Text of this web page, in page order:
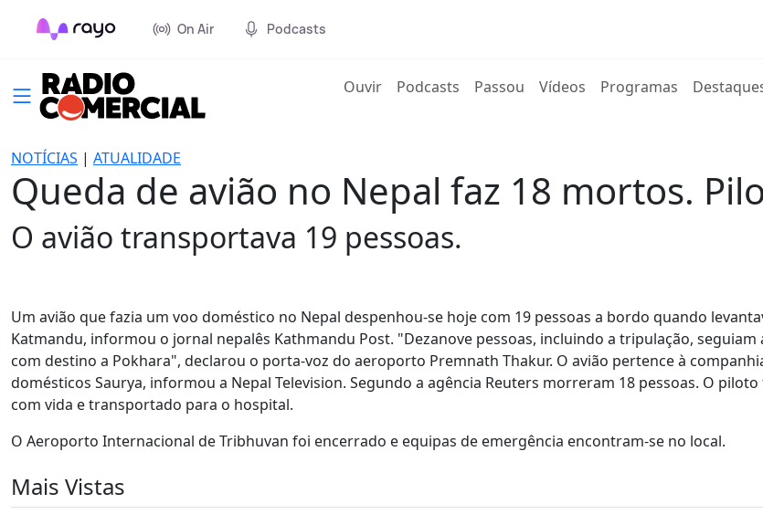
On Air Podcasts
Ouvir(current)
Podcasts Passou Vídeos Programas
NOTÍCIAS | ATUALIDADE
Queda de avião no Nepal faz 18 mortos.
O avião transportava 19 pessoas.
Um avião que fazia um voo doméstico no Nepal despenhou-se hoje com 19 pessoas a bordo quando
Katmandu, informou o jornal nepalês Kathmandu Post. "Dezanove pessoas, incluindo a tripulação, seguiam
com destino a Pokhara", declarou o porta-voz do aeroporto Premnath Thakur. O avião pertence à
domésticos Saurya, informou a Nepal Television. Segundo a agência Reuters morreram 18 pessoas. O
com vida e transportado para o hospital.
O Aeroporto Internacional de Tribhuvan foi encerrado e equipas de emergência encontram-se no local.
Mais Vistas